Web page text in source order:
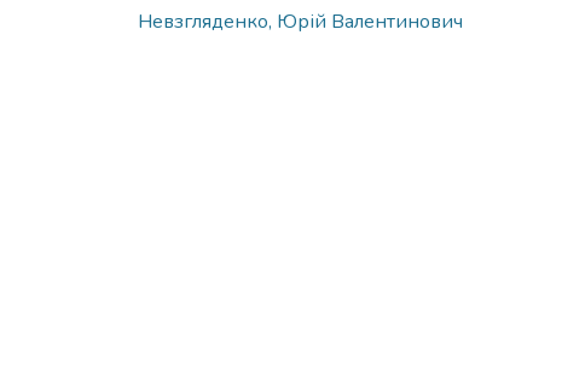
Невзгляденко, Юрій Валентинович